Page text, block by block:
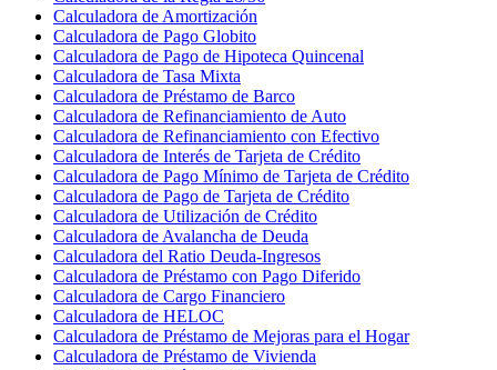
Calculadora de Amortización
Calculadora de Pago Globito
Calculadora de Pago de Hipoteca Quincenal
Calculadora de Tasa Mixta
Calculadora de Préstamo de Barco
Calculadora de Refinanciamiento de Auto
Calculadora de Refinanciamiento con Efectivo
Calculadora de Interés de Tarjeta de Crédito
Calculadora de Pago Mínimo de Tarjeta de Crédito
Calculadora de Pago de Tarjeta de Crédito
Calculadora de Utilización de Crédito
Calculadora de Avalancha de Deuda
Calculadora del Ratio Deuda-Ingresos
Calculadora de Préstamo con Pago Diferido
Calculadora de Cargo Financiero
Calculadora de HELOC
Calculadora de Préstamo de Mejoras para el Hogar
Calculadora de Préstamo de Vivienda